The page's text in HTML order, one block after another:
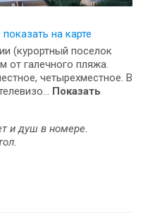
на карте
(курортный поселок
от галечного пляжа.
четырехместное. В
Показать
и душ в номере.